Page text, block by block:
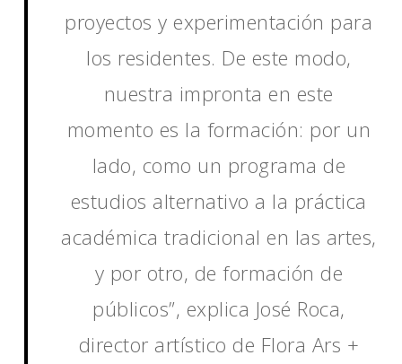
proyectos y experimentación para
los residentes. De este modo,
nuestra impronta en este
momento es la formación: por un
lado, como un programa de
estudios alternativo a la práctica
académica tradicional en las artes,
y por otro, de formación de
públicos”, explica José Roca,
director artístico de Flora Ars +